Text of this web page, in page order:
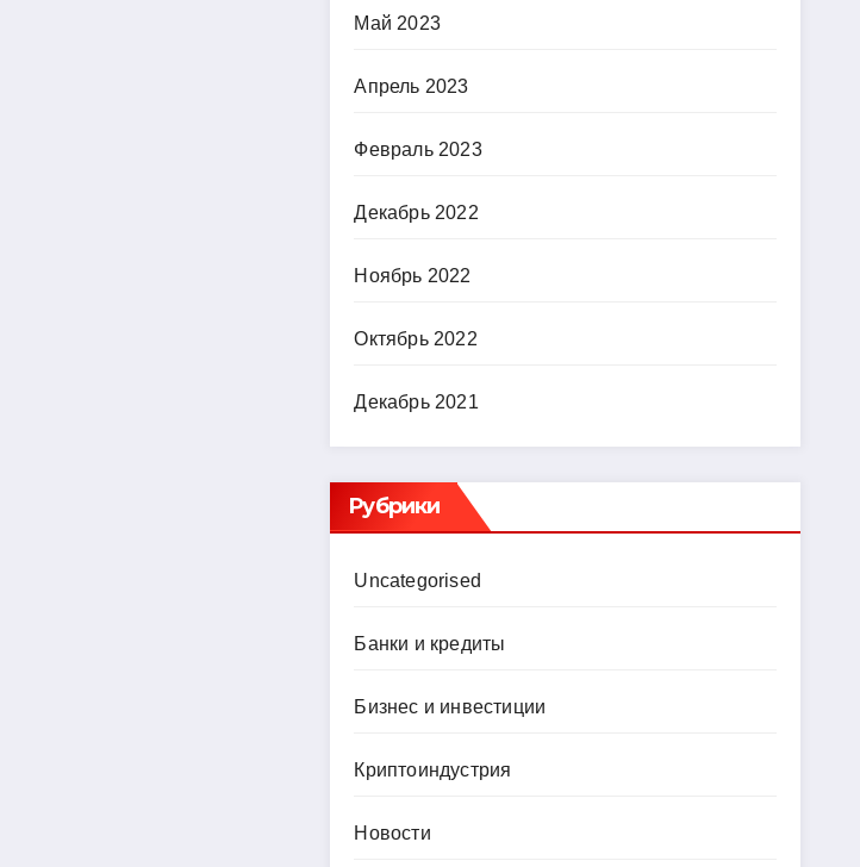
Май 2023
Апрель 2023
Февраль 2023
Декабрь 2022
Ноябрь 2022
Октябрь 2022
Декабрь 2021
Рубрики
Uncategorised
Банки и кредиты
Бизнес и инвестиции
Криптоиндустрия
Новости